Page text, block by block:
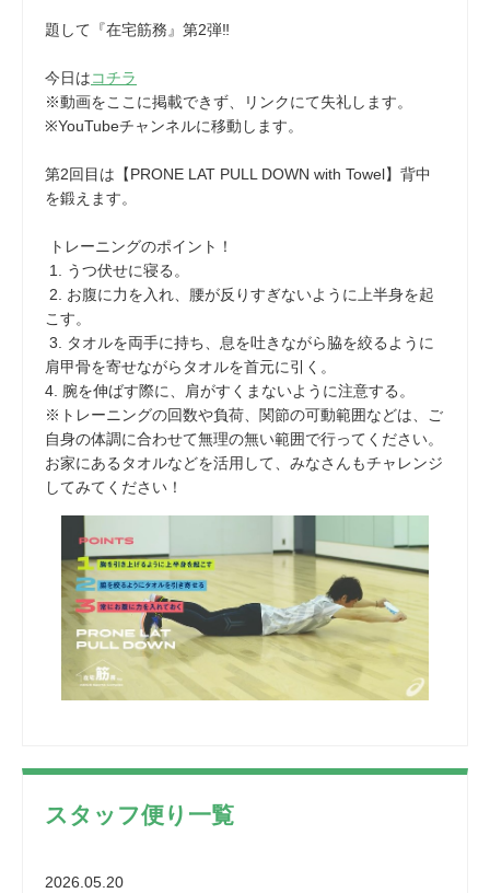
題して『在宅筋務』第2弾‼
今日はコチラ
※動画をここに掲載できず、リンクにて失礼します。
※YouTubeチャンネルに移動します。
第2回目は【PRONE LAT PULL DOWN with Towel】背中
を鍛えます。
トレーニングのポイント！
1. うつ伏せに寝る。
2. お腹に力を入れ、腰が反りすぎないように上半身を起
こす。
3. タオルを両手に持ち、息を吐きながら脇を絞るように
肩甲骨を寄せながらタオルを首元に引く。
4. 腕を伸ばす際に、肩がすくまないように注意する。
※トレーニングの回数や負荷、関節の可動範囲などは、ご
自身の体調に合わせて無理の無い範囲で行ってください。
お家にあるタオルなどを活用して、みなさんもチャレンジ
してみてください！
スタッフ便り一覧
2026.05.20